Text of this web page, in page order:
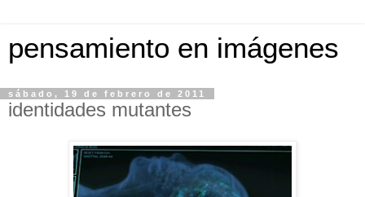
pensamiento en imágenes
sábado, 19 de febrero de 2011
identidades mutantes